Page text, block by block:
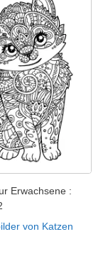
Erwachsene :
von Katzen